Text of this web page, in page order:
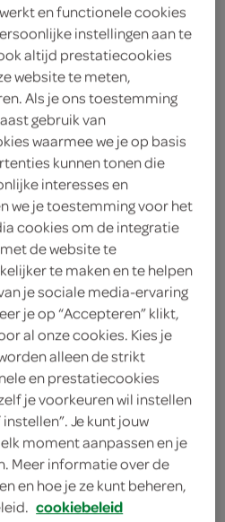
niet zichtbaar bij de
wél automatisch
en functionele cookies
instellingen aan te
altijd prestatiecookies
website te meten,
Als je ons toestemming
gebruik van
waarmee we je op basis
kunnen tonen die
interesses en
we je toestemming voor het
cookies om de integratie
de website te
te maken en te helpen
je sociale media-ervaring
je op “Accepteren” klikt,
al onze cookies. Kies je
alleen de strikt
en prestatiecookies
je voorkeuren wil instellen
Je kunt jouw
moment aanpassen en je
Meer informatie over de
en hoe je ze kunt beheren,
cookiebeleid